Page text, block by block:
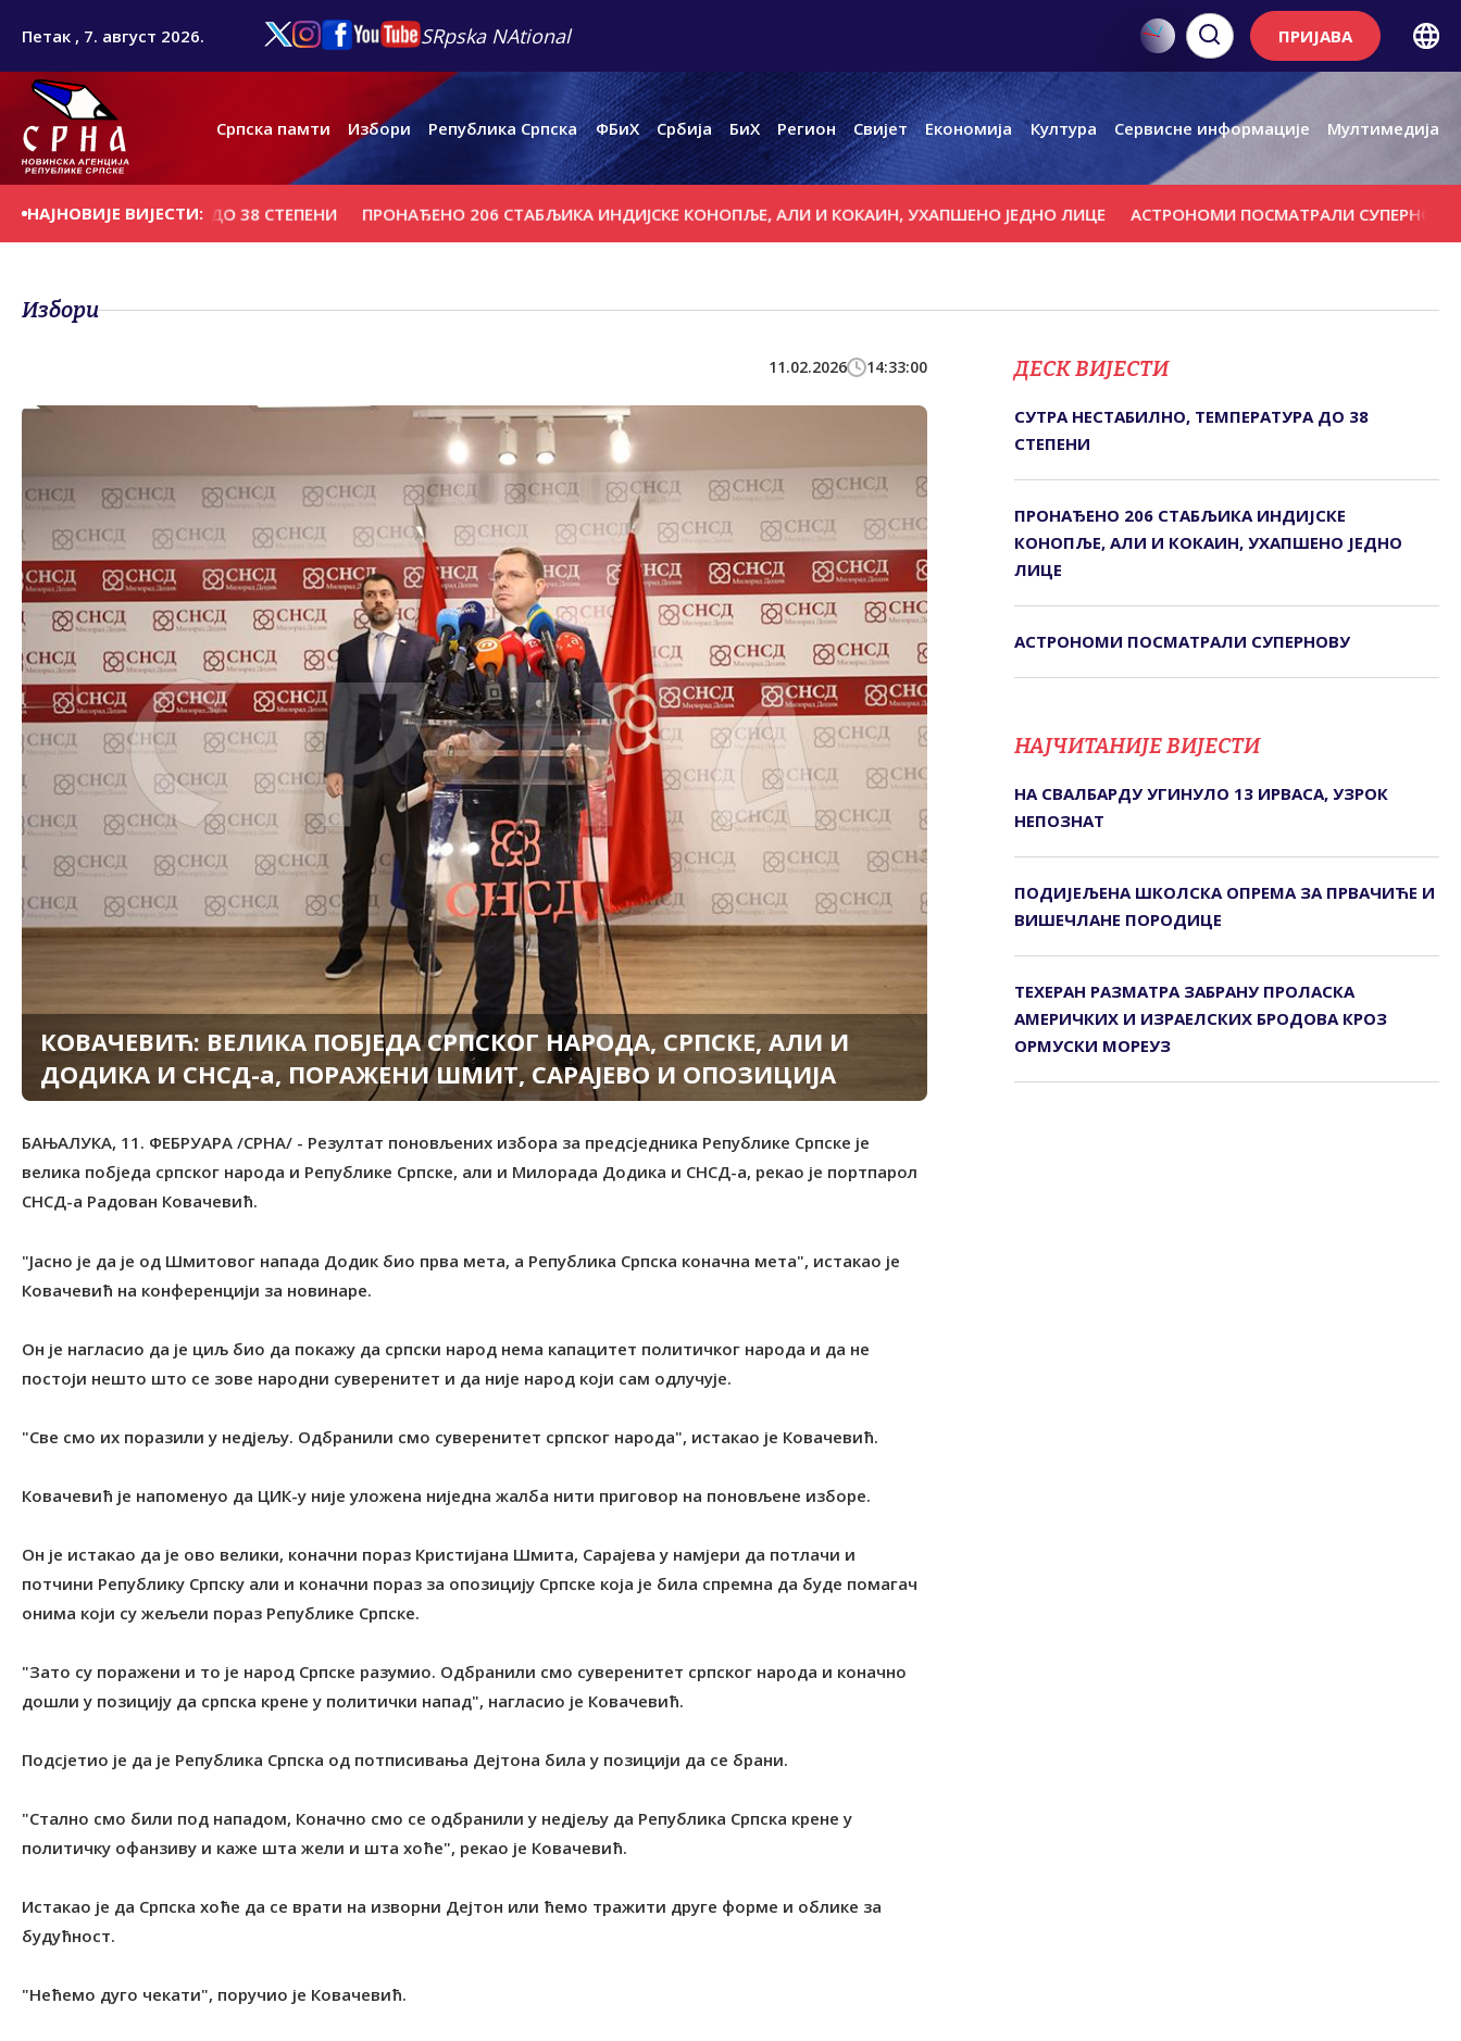
Петак , 7. август 2026. SRpska NAtional ПРИЈАВА
Српска памти Избори Република Српска ФБиХ Србија БиХ Регион Свијет Економија Култура Сервисне информације Мултимедија
НАЈНОВИЈЕ ВИЈЕСТИ:
ТЕМПЕРАТУРА ДО 38 СТЕПЕНИ ПРОНАЂЕНО 206 СТАБЉИКА ИНДИЈСКЕ КОНОПЉЕ, АЛИ И КОКАИН, УХАПШЕНО ЈЕДНО ЛИЦЕ АСТРОНОМИ ПОСМАТРАЛИ СУПЕРНОВУ
Избори
11.02.2026 14:33:00
КОВАЧЕВИЋ: ВЕЛИКА ПОБЈЕДА СРПСКОГ НАРОДА, СРПСКЕ, АЛИ И
ДОДИКА И СНСД-а, ПОРАЖЕНИ ШМИТ, САРАЈЕВО И ОПОЗИЦИЈА
БАЊАЛУКА, 11. ФЕБРУАРА /СРНА/ - Резултат поновљених избора за предсједника Републике Српске је
велика побједа српског народа и Републике Српске, али и Милорада Додика и СНСД-a, рекао је портпарол
СНСД-а Радован Ковачевић.
"Јасно је да је од Шмитовог напада Додик био прва мета, а Република Српска коначна мета", истакао је
Ковачевић на конференцији за новинаре.
Он је нагласио да је циљ био да покажу да српски народ нема капацитет политичког народа и да не
постоји нешто што се зове народни суверенитет и да није народ који сам одлучује.
"Све смо их поразили у недјељу. Одбранили смо суверенитет српског народа", истакао је Ковачевић.
Ковачевић је напоменуо да ЦИК-у није уложена ниједна жалба нити приговор на поновљене изборе.
Он је истакао да је ово велики, коначни пораз Кристијана Шмита, Сарајева у намјери да потлачи и
потчини Републику Српску али и коначни пораз за опозицију Српске која је била спремна да буде помагач
онима који су жељели пораз Републике Српске.
"Зато су поражени и то је народ Српске разумио. Одбранили смо суверенитет српског народа и коначно
дошли у позицију да српска крене у политички напад", нагласио је Ковачевић.
Подсјетио је да је Република Српска од потписивања Дејтона била у позицији да се брани.
"Стално смо били под нападом, Коначно смо се одбранили у недјељу да Република Српска крене у
политичку офанзиву и каже шта жели и шта хоће", рекао је Ковачевић.
Истакао је да Српска хоће да се врати на изворни Дејтон или ћемо тражити друге форме и облике за
будућност.
"Нећемо дуго чекати", поручио је Ковачевић.
ДЕСК ВИЈЕСТИ
СУТРА НЕСТАБИЛНО, ТЕМПЕРАТУРА ДО 38
СТЕПЕНИ
ПРОНАЂЕНО 206 СТАБЉИКА ИНДИЈСКЕ
КОНОПЉЕ, АЛИ И КОКАИН, УХАПШЕНО ЈЕДНО
ЛИЦЕ
АСТРОНОМИ ПОСМАТРАЛИ СУПЕРНОВУ
НАЈЧИТАНИЈЕ ВИЈЕСТИ
НА СВАЛБАРДУ УГИНУЛО 13 ИРВАСА, УЗРОК
НЕПОЗНАТ
ПОДИЈЕЉЕНА ШКОЛСКА ОПРЕМА ЗА ПРВАЧИЋЕ И
ВИШЕЧЛАНЕ ПОРОДИЦЕ
ТЕХЕРАН РАЗМАТРА ЗАБРАНУ ПРОЛАСКА
АМЕРИЧКИХ И ИЗРАЕЛСКИХ БРОДОВА КРОЗ
ОРМУСКИ МОРЕУЗ